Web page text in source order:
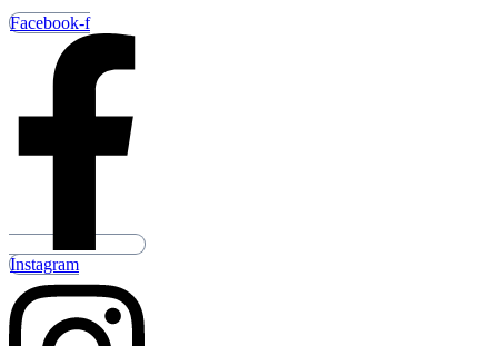
Facebook-f
Instagram